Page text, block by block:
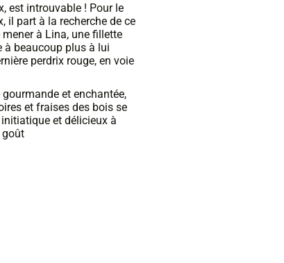
est introuvable ! Pour le
il part à la recherche de ce
à Lina, une fillette
à beaucoup plus à lui
perdrix rouge, en voie
et enchantée,
et fraises des bois se
et délicieux à
goût